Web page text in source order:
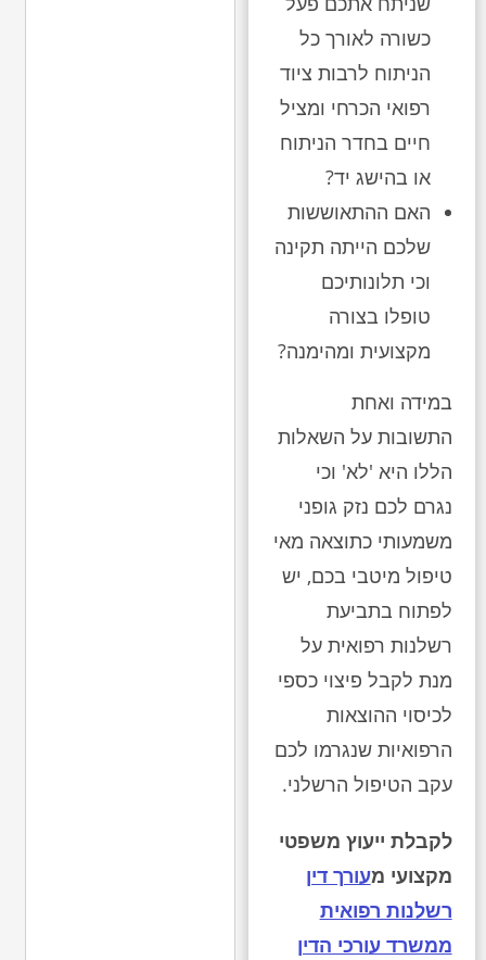
כשורה לאורך כל
הניתוח לרבות ציוד
רפואי הכרחי ומציל
חיים בחדר הניתוח
או בהישג יד?
האם ההתאוששות
שלכם הייתה תקינה
וכי תלונותיכם
טופלו בצורה
מקצועית ומהימנה?
במידה ואחת
התשובות על השאלות
הללו היא 'לא' וכי
נגרם לכם נזק גופני
משמעותי כתוצאה מאי
טיפול מיטבי בכם, יש
לפתוח בתביעת
רשלנות רפואית על
מנת לקבל פיצוי כספי
לכיסוי ההוצאות
הרפואיות שנגרמו לכם
עקב הטיפול הרשלני.
לקבלת ייעוץ משפטי
מקצועי מעורך דין
רשלנות רפואית
ממשרד עורכי הדין